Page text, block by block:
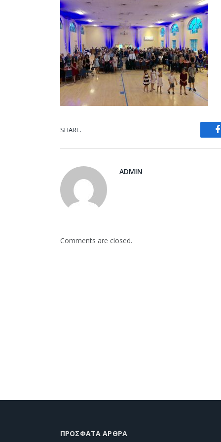
SHARE.
ADMIN
Comments are closed.
ΠΡΌΣΦΑΤΑ ΆΡΘΡΑ